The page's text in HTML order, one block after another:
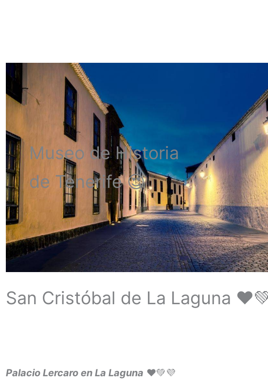
Museo de Historia
de Tenerife 😍
San Cristóbal de La Laguna
Palacio Lercaro en La Laguna ❤️💚💜